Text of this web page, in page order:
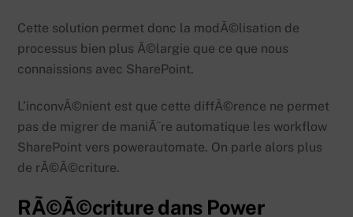
Cette solution permet donc la modÃ©lisation de
processus bien plus Ã©largie que ce que nous
connaissions avec SharePoint.
L’inconvÃ©nient est que cette diffÃ©rence ne permet
pas de migrer de maniÃ¨re automatique les workflow
SharePoint vers powerautomate. On parle alors plus
de rÃ©Ã©criture.
RÃ©Ã©criture dans Power